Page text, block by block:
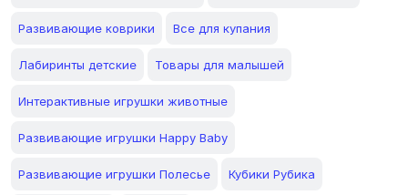
Развивающие коврики Все для купания
Лабиринты детские Товары для малышей
Интерактивные игрушки животные
Развивающие игрушки Happy Baby
Развивающие игрушки Полесье Кубики Рубика